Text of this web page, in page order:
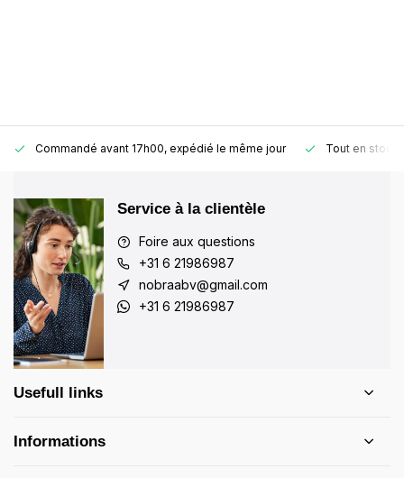
Commandé avant 17h00, expédié le même jour Tout en stock
Service à la clientèle
Foire aux questions
+31 6 21986987
nobraabv@gmail.com
+31 6 21986987
Usefull links
Informations